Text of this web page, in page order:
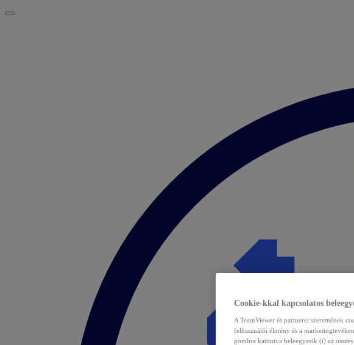
Cookie-kkal kapcsolatos
A TeamViewer és partnerei szeretnének
felhasználói élmény és a
gombra kattintva beleegyezik (i) az